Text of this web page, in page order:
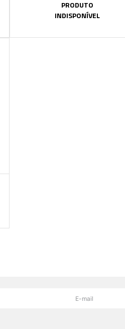
PRODUTO
INDISPONÍVEL